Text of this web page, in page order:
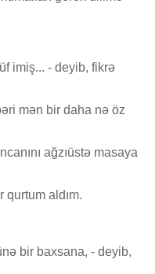
imiş... - deyib, fikrə
mən bir daha nə öz
ağzıüstə masaya
qurtum aldım.
bir baxsana, - deyib,